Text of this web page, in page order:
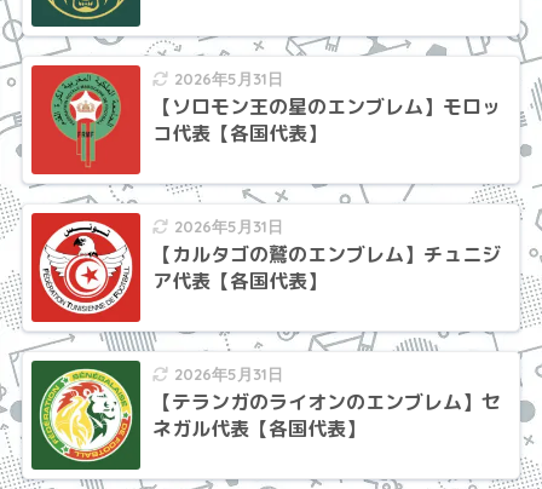
2026年5月31日
【ソロモン王の星のエンブレム】モロッ
コ代表【各国代表】
2026年5月31日
【カルタゴの鷲のエンブレム】チュニジ
ア代表【各国代表】
2026年5月31日
【テランガのライオンのエンブレム】セ
ネガル代表【各国代表】